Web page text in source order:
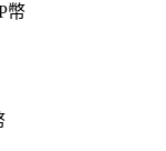
幣